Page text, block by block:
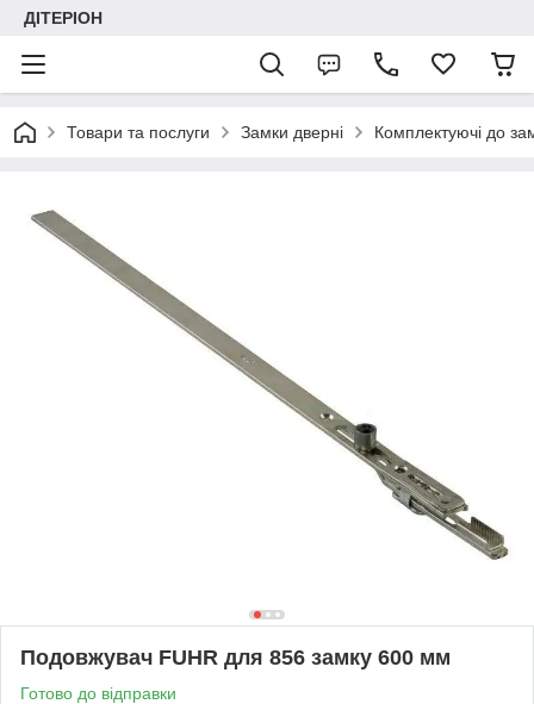
ДІТЕРІОН
Товари та послуги Замки дверні Комплектуючі до
Подовжувач FUHR для 856 замку 600 мм
Готово до відправки